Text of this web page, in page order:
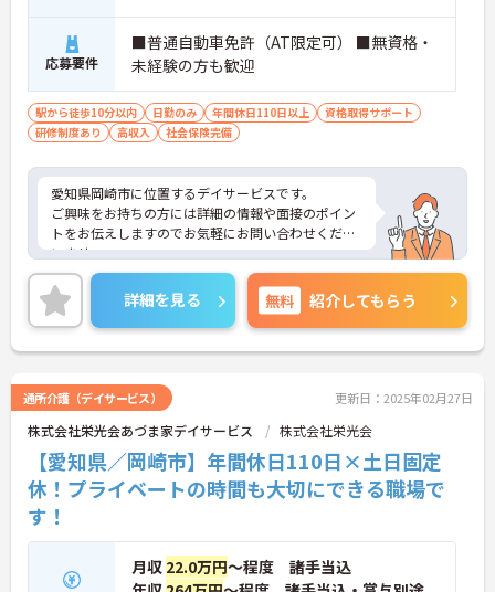
応募要件
■普通自動車免許（AT限定可） ■無資格・
未経験の方も歓迎
駅から徒歩10分以内 日勤のみ 年間休日110日以上
資格取得サポート
研修制度あり
高収入 社会保険完備
愛知県岡崎市に位置するデイサービスです。
ご興味をお持ちの方には詳細の情報や面接のポイン
トをお伝えしますのでお気軽にお問い合わせくださ
いませ。
詳細を見る 無料 紹介してもらう
通所介護（デイサービス） 更新日：2025年02月27日
株式会社栄光会あづま家デイサービス 株式会社栄光会
【愛知県／岡崎市】年間休日110日×土日固定
休！プライベートの時間も大切にできる職場で
す！
月収 22.0万円～程度 諸手当込